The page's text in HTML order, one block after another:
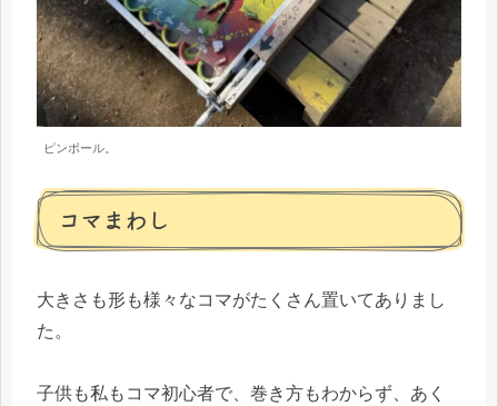
ピンボール。
コマまわし
大きさも形も様々なコマがたくさん置いてありまし
た。
子供も私もコマ初心者で、巻き方もわからず、あく